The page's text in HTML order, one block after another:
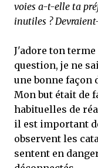
voies a-t-elle ta
inutiles ?
J'adore ton
question, je ne
une bonne façon
Mon but était de
habituelles de
il est important
observent les
sentent en